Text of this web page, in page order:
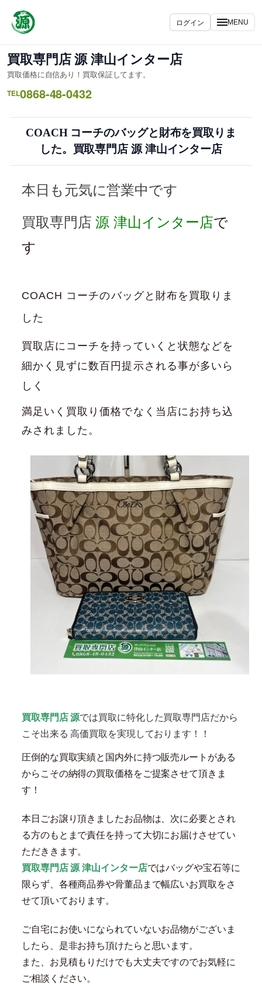
ス
キ
ッ
プ
ログイン MENU
買取専門店 源 津山インター店
買取価格に自信あり！買取保証してます。
TEL0868-48-0432
COACH コーチのバッグと財布を買取りま
した。買取専門店 源 津山インター店
本日も元気に営業中です
買取専門店 源津山インター店で
す
COACH コーチのバッグと財布を買取りま
した
買取店にコーチを持っていくと状態などを
細かく見ずに数百円提示される事が多いら
しく
満足いく買取り価格でなく当店にお持ち込
みされました。
買取専門店 源では買取に特化した買取専門店だから
こそ出来る 高価買取を実現しております！！
圧倒的な買取実績と国内外に持つ販売ルートがある
からこその納得の買取価格をご提案させて頂きま
す！
本日ごお譲り頂きましたお品物は、次に必要とされ
る方のもとまで責任を持って大切にお届けさせてい
ただききます。
買取専門店 源 津山インター店ではバッグや宝石等に
限らず、各種商品券や骨董品まで幅広いお買取をさ
せて頂いております。
ご自宅にお使いになられていないお品物がございま
したら、是非お持ち頂けたらと思います。
また、お見積もりだけでも大丈夫ですのでお気軽に
ご相談ください。